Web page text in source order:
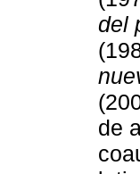
del
de